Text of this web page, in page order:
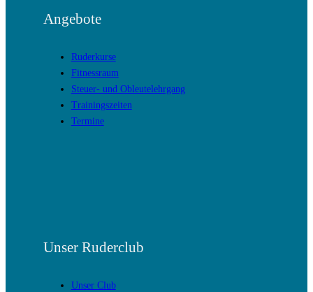
Angebote
Ruderkurse
Fitnessraum
Steuer- und Obleutelehrgang
Trainingszeiten
Termine
Unser Ruderclub
Unser Club